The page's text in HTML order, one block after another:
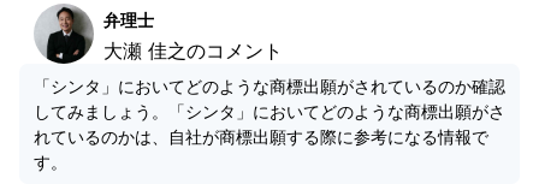
弁理士
大瀬 佳之のコメント
「シンタ」においてどのような商標出願がされているのか確認
してみましょう。「シンタ」においてどのような商標出願がさ
れているのかは、自社が商標出願する際に参考になる情報で
す。